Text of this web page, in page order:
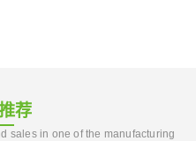
荐
sales in one of the manufacturing